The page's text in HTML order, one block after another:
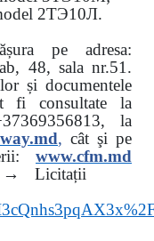
2ТЭ10Л.
pe adresa:
48, sala nr.51.
și documentele
fi consultate la
la
, cât şi pe
www.cfm.md
→ Licitații